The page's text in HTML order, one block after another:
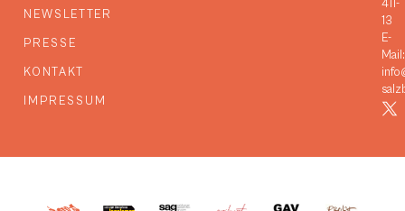
NEWSLETTER
PRESSE
KONTAKT
IMPRESSUM
411-
13
E-
Mail: